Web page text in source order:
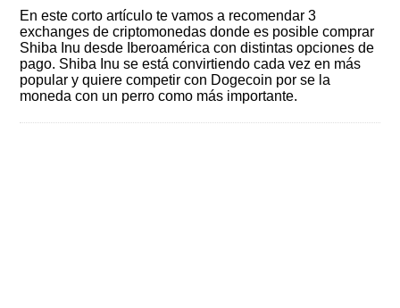
En este corto artículo te vamos a recomendar 3
exchanges de criptomonedas donde es posible comprar
Shiba Inu desde Iberoamérica con distintas opciones de
pago. Shiba Inu se está convirtiendo cada vez en más
popular y quiere competir con Dogecoin por se la
moneda con un perro como más importante.